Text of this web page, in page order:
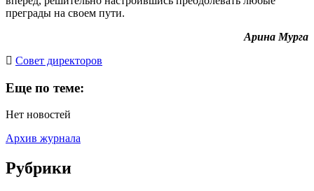
преграды на своем пути.
Арина Мурга
Cовет директоров
Еще по теме:
Нет новостей
Архив журнала
Рубрики